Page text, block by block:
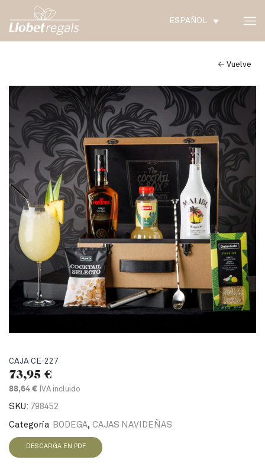
ESPAÑOL
← Vuelve
CAJA CE-227
73,95 €
88,64 € IVA incluido
SKU: 798452
Categoría BODEGA, CAJAS NAVIDEÑAS
DESCARGA EN PDF